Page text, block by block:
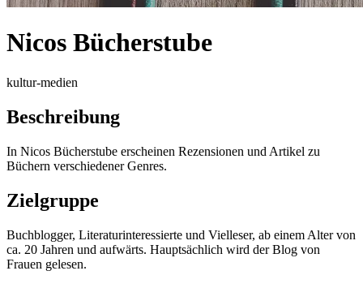
Nicos Bücherstube
kultur-medien
Beschreibung
In Nicos Bücherstube erscheinen Rezensionen und Artikel zu
Büchern verschiedener Genres.
Zielgruppe
Buchblogger, Literaturinteressierte und Vielleser, ab einem Alter von
ca. 20 Jahren und aufwärts. Hauptsächlich wird der Blog von
Frauen gelesen.